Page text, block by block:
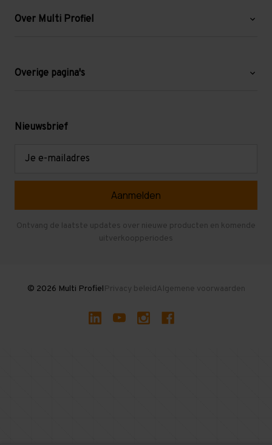
Over Multi Profiel
Blog
Levering en afhalen
Overige pagina's
Mezzanine
Gebruikte entresolvloeren
Nieuwsbrief
Ontvang de laatste updates over nieuwe producten en komende
uitverkoopperiodes
© 2026 Multi ProfielPrivacy beleidAlgemene voorwaarden